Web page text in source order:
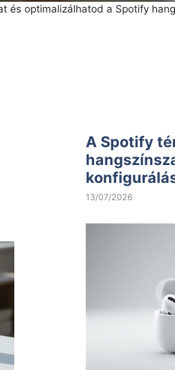
és optimalizálhatod a Spotify
A Spotify
13/07/2026